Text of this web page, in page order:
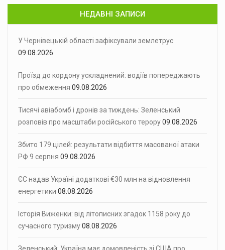
НЕДАВНІ ЗАПИСИ
У Чернівецькій області зафіксували землетрус
09.08.2026
Проїзд до кордону ускладнений: водіїв попереджають
про обмеження 09.08.2026
Тисячі авіабомб і дронів за тиждень: Зеленський
розповів про масштаби російського терору09.08.2026
Збито 179 цілей: результати відбиття масованої атаки
РФ 9 серпня 09.08.2026
ЄС надав Україні додаткові €30 млн на відновлення
енергетики 08.08.2026
Історія Виженки: від літописних згадок 1158 року до
сучасного туризму08.08.2026
Зеленський: Україна має домовленість зі США про